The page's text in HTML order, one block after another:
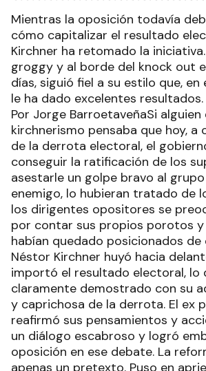
Mientras la oposición todavía
cómo capitalizar el resultado
Kirchner ha retomado la
groggy y al borde del knock out
días, siguió fiel a su estilo que,
le ha dado excelentes resultados.
Por Jorge BarroetaveñaSi alguien
kirchnerismo pensaba que hoy, a
de la derrota electoral, el
conseguir la ratificación de los
asestarle un golpe bravo al
enemigo, lo hubieran tratado de
los dirigentes opositores se
por contar sus propios porotos
habían quedado posicionados de
Néstor Kirchner huyó hacia
importó el resultado electoral, lo
claramente demostrado con su
y caprichosa de la derrota. El ex
reafirmó sus pensamientos y
un diálogo escabroso y logró
oposición en ese debate. La
apenas un pretexto. Puso en